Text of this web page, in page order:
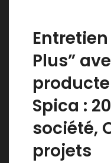
Entretien
Plus”
Spica :
société,
projets